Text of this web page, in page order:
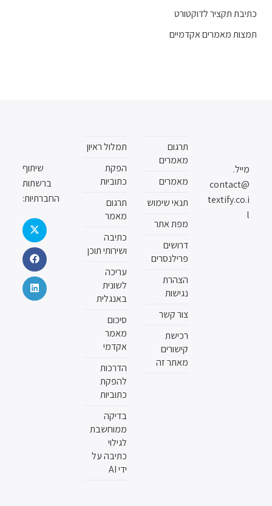
כתיבת תקציר לדוקטורט
תמצות מאמרים אקדמיים
מייל.
contact@
textify.co.i
l
תרגום
מאמרים
מאמרים
תנאי שימוש
מפת אתר
דרושים
פרילנסרים
הצהרת
נגישות
צור קשר
רכישת
קישורים
מאתר זה
תמלול ראיון
הפקת
כתוביות
תרגום
מאמר
כתיבה
ושירותי תוכן
עריכה
לשונית
באנגלית
סיכום
מאמר
אקדמי
הדרכות
להפקת
כתוביות
בדיקה
ממוחשבת
לגילוי
כתיבה על
ידי AI
שיתוף
ברשתות
החברתיות: